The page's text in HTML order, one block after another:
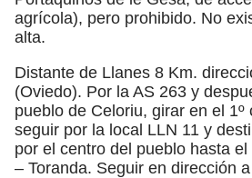
agrícola), pero prohibido. No
alta.
Distante de Llanes 8 Km.
(Oviedo). Por la AS 263 y
pueblo de Celoriu, girar en el 1º
seguir por la local LLN 11 y
por el centro del pueblo hasta
– Toranda. Seguir en dirección